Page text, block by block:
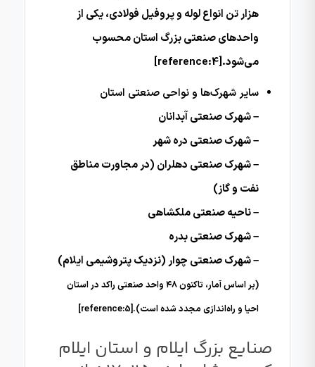
هزار تن انواع لوله و پروفیل فولادی، یکی از
واحدهای صنعتی بزرگ استان محسوب
می‌شود.[reference:4]
سایر شهرک‌ها و نواحی صنعتی استان
– شهرک صنعتی آبدانان
– شهرک صنعتی دره شهر
– شهرک صنعتی دهلران (در مجاورت مناطق
نفت و گاز)
– ناحیه صنعتی ملکشاهی
– شهرک صنعتی بدره
– شهرک صنعتی چوار (نزدیک پتروشیمی ایلام)
(بر اساس آمار، تاکنون ۴۸ واحد صنعتی راکد در استان
احیا و راه‌اندازی مجدد شده است).[reference:5]
صنایع بزرگ ایلام و استان ایلام